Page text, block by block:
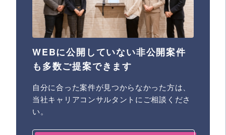
WEBに公開していない非公開案件
も多数ご提案できます
自分に合った案件が見つからなかった方は、
当社キャリアコンサルタントにご相談くださ
い。